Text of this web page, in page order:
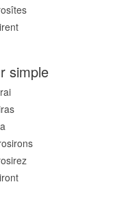
îtes
simple
irons
irez